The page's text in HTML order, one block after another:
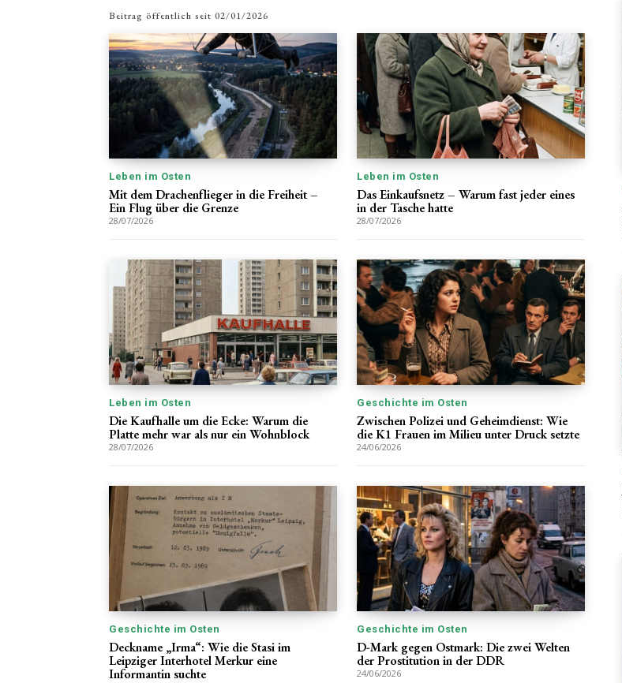
Beitrag öffentlich seit 02/01/2026
Leben im Osten
Mit dem Drachenflieger in die Freiheit –
Ein Flug über die Grenze
28/07/2026
Leben im Osten
Das Einkaufsnetz – Warum fast jeder eines
in der Tasche hatte
28/07/2026
Leben im Osten
Die Kaufhalle um die Ecke: Warum die
Platte mehr war als nur ein Wohnblock
28/07/2026
Geschichte im Osten
Zwischen Polizei und Geheimdienst: Wie
die K1 Frauen im Milieu unter Druck setzte
24/06/2026
Geschichte im Osten
Deckname „Irma“: Wie die Stasi im
Leipziger Interhotel Merkur eine
Informantin suchte
Geschichte im Osten
D-Mark gegen Ostmark: Die zwei Welten
der Prostitution in der DDR
24/06/2026